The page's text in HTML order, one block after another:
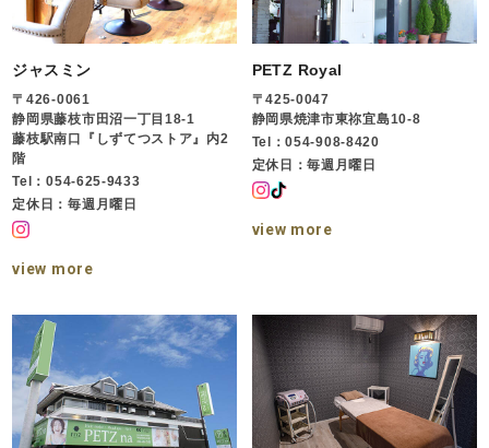
ジャスミン
〒426-0061
静岡県藤枝市田沼一丁目18-1
藤枝駅南口『しずてつストア』内2
階
Tel：054-625-9433
定休日：毎週月曜日
view more
PETZ Royal
〒425-0047
静岡県焼津市東祢宜島10-8
Tel：054-908-8420
定休日：毎週月曜日
view more